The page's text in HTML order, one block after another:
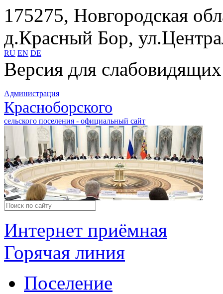
175275, Новгородская
д.Красный Бор,
RU EN DE
Версия для слабовидящих
Администрация
Красноборского
сельского поселения - официальный сайт
Интернет приёмная
Горячая линия
Поселение